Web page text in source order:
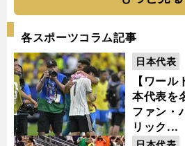
各スポーツコラム記事
【ワー
本代表を
ファン・
リック...
日本代表